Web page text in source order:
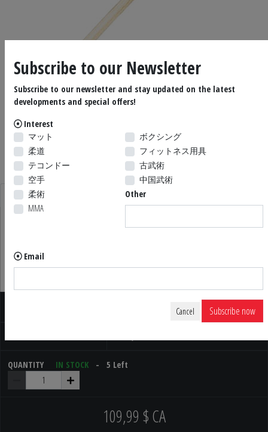
DESCRIPTION
White Oak bokken or "wooden sword" from Japan, 102cm long.
Used in Kobudo training.
Read more...
WHITE OAK BOKKEN (JAPAN)
QUANTITY IN STOCK - 5 Left
109,99 $ CA
Subscribe to our Newsletter
Subscribe to our newsletter and stay updated on the latest
developments and special offers!
Interest
マット
柔道
テコンドー
空手
柔術
MMA
ボクシング
フィットネス用具
古武術
中国武術
Other
Email
Cancel Subscribe now